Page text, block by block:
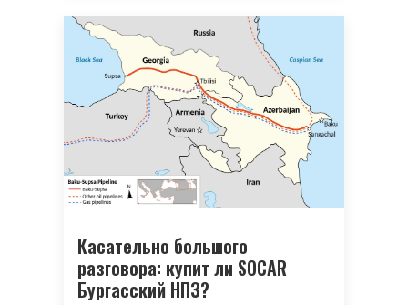
Касательно большого
разговора: купит ли SOCAR
Бургасский НПЗ?